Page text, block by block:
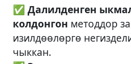
✅ Далилденген
колдонгон методдор
изилдөөлөргө
чыккан.